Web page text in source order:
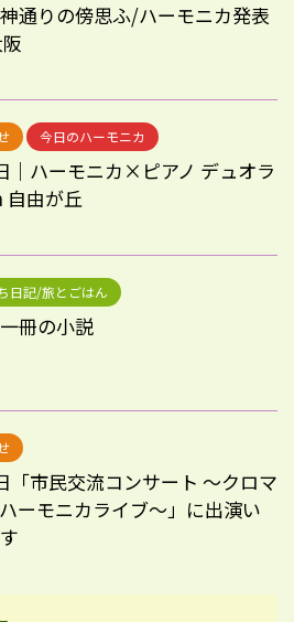
通りの傍思ふ/ハーモニカ発表
今日のハーモニカ
｜ハーモニカ×ピアノ デュオラ
自由が丘
日記/旅とごはん
冊の小説
「市民交流コンサート 〜クロマ
ーモニカライブ〜」に出演い